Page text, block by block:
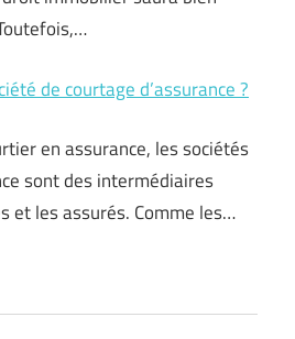
de courtage d’assurance ?
en assurance, les sociétés
sont des intermédiaires
et les assurés. Comme les…